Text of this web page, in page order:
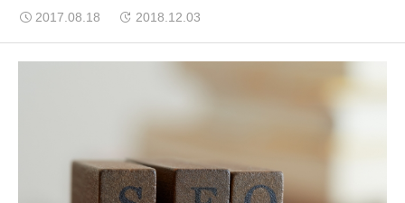
2017.08.18 2018.12.03